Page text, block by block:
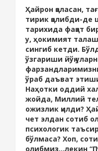
Ҳайрон қоласан,
тирик қолибди-де
тарихида фақат
у, ҳокимият
сингиб кетди.
ўзгариши йўқ
ўраб даъват
Наҳотки оддий
жойда, Миллий
ожизлик қилди?
чет элдан сотиб
психологик
бўлмаса? Хоп,
олибмиз...лекин